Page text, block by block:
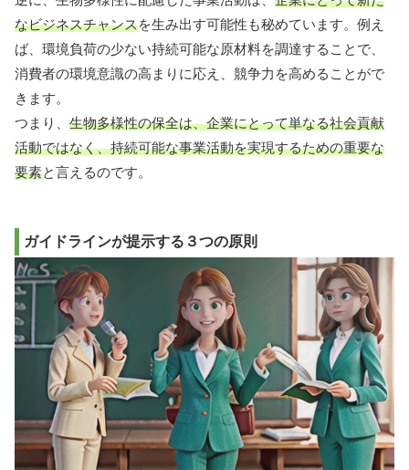
なビジネスチャンスを生み出す可能性も秘めています。例え
ば、環境負荷の少ない持続可能な原材料を調達することで、
消費者の環境意識の高まりに応え、競争力を高めることがで
きます。
つまり、 生物多様性の保全は、企業にとって単なる社会貢献
活動ではなく、持続可能な事業活動を実現するための重要な
要素と言えるのです。
ガイドラインが提示する３つの原則